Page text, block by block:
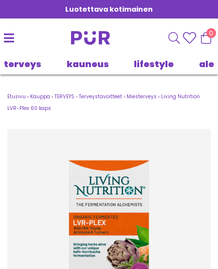
Luotettava kotimainen
0
terveys kauneus lifestyle ale
Etusivu › Kauppa › TERVEYS › Terveystavoitteet › Miesterveys › Living Nutrition
LVR-Plex 60 kaps